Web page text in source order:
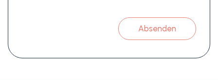
Absenden